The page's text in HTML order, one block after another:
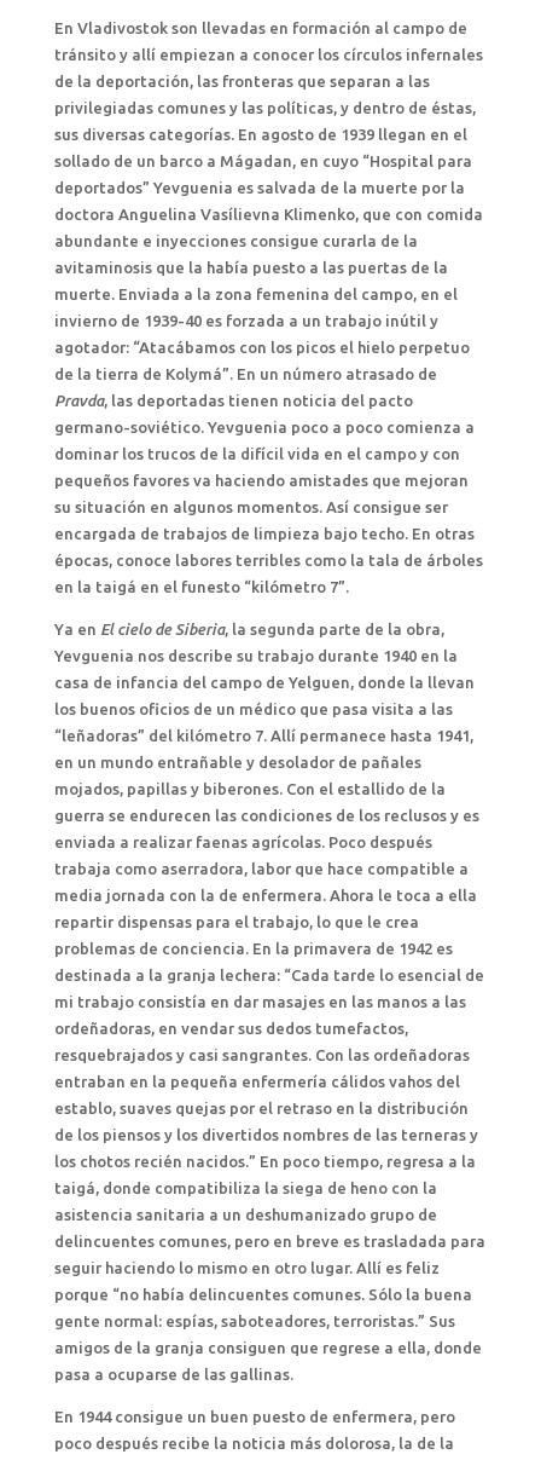
En Vladivostok son llevadas en formación al campo de
tránsito y allí empiezan a conocer los círculos infernales
de la deportación, las fronteras que separan a las
privilegiadas comunes y las políticas, y dentro de éstas,
sus diversas categorías. En agosto de 1939 llegan en el
sollado de un barco a Mágadan, en cuyo “Hospital para
deportados” Yevguenia es salvada de la muerte por la
doctora Anguelina Vasílievna Klimenko, que con comida
abundante e inyecciones consigue curarla de la
avitaminosis que la había puesto a las puertas de la
muerte. Enviada a la zona femenina del campo, en el
invierno de 1939-40 es forzada a un trabajo inútil y
agotador: “Atacábamos con los picos el hielo perpetuo
de la tierra de Kolymá”. En un número atrasado de
Pravda, las deportadas tienen noticia del pacto
germano-soviético. Yevguenia poco a poco comienza a
dominar los trucos de la difícil vida en el campo y con
pequeños favores va haciendo amistades que mejoran
su situación en algunos momentos. Así consigue ser
encargada de trabajos de limpieza bajo techo. En otras
épocas, conoce labores terribles como la tala de árboles
en la taigá en el funesto “kilómetro 7”.
Ya en El cielo de Siberia, la segunda parte de la obra,
Yevguenia nos describe su trabajo durante 1940 en la
casa de infancia del campo de Yelguen, donde la llevan
los buenos oficios de un médico que pasa visita a las
“leñadoras” del kilómetro 7. Allí permanece hasta 1941,
en un mundo entrañable y desolador de pañales
mojados, papillas y biberones. Con el estallido de la
guerra se endurecen las condiciones de los reclusos y es
enviada a realizar faenas agrícolas. Poco después
trabaja como aserradora, labor que hace compatible a
media jornada con la de enfermera. Ahora le toca a ella
repartir dispensas para el trabajo, lo que le crea
problemas de conciencia. En la primavera de 1942 es
destinada a la granja lechera: “Cada tarde lo esencial de
mi trabajo consistía en dar masajes en las manos a las
ordeñadoras, en vendar sus dedos tumefactos,
resquebrajados y casi sangrantes. Con las ordeñadoras
entraban en la pequeña enfermería cálidos vahos del
establo, suaves quejas por el retraso en la distribución
de los piensos y los divertidos nombres de las terneras y
los chotos recién nacidos.” En poco tiempo, regresa a la
taigá, donde compatibiliza la siega de heno con la
asistencia sanitaria a un deshumanizado grupo de
delincuentes comunes, pero en breve es trasladada para
seguir haciendo lo mismo en otro lugar. Allí es feliz
porque “no había delincuentes comunes. Sólo la buena
gente normal: espías, saboteadores, terroristas.” Sus
amigos de la granja consiguen que regrese a ella, donde
pasa a ocuparse de las gallinas.
En 1944 consigue un buen puesto de enfermera, pero
poco después recibe la noticia más dolorosa, la de la